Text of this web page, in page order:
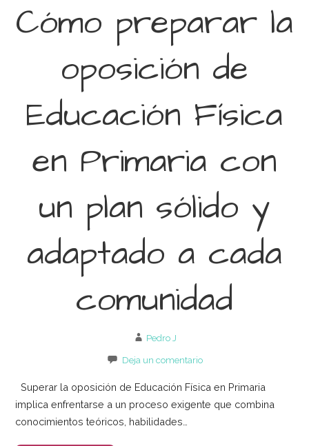
Cómo preparar la
oposición de
Educación Física
en Primaria con
un plan sólido y
adaptado a cada
comunidad
Pedro J
Deja un comentario
Superar la oposición de Educación Física en Primaria
implica enfrentarse a un proceso exigente que combina
conocimientos teóricos, habilidades…